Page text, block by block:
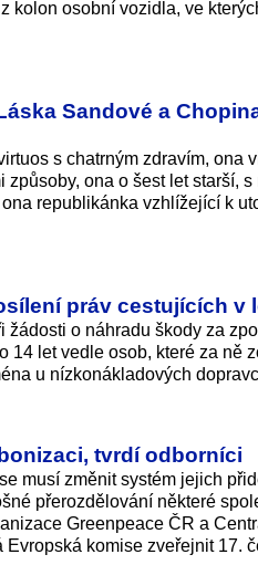
kolon osobní vozidla, ve
Sandové a
s chatrným zdravím, ona
ona o šest let starší,
republikánka vzhlížející k
práv cestujících v
o náhradu škody za
14 let vedle osob, které za ně
u nízkonákladových
tvrdí odborníci
musí změnit systém jejich
přerozdělování některé
Greenpeace ČR a
komise zveřejnit 17.